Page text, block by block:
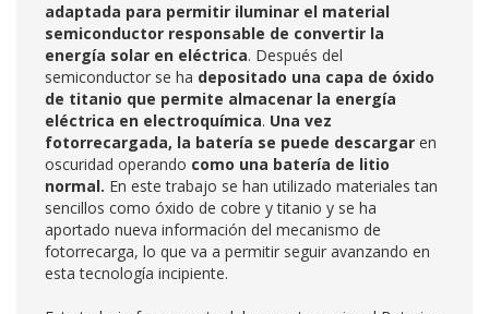
adaptada para permitir iluminar el material
semiconductor responsable de convertir la
energía solar en eléctrica. Después del
semiconductor se ha depositado una capa de óxido
de titanio que permite almacenar la energía
eléctrica en electroquímica. Una vez
fotorrecargada, la batería se puede descargar en
oscuridad operando como una batería de litio
normal. En este trabajo se han utilizado materiales tan
sencillos como óxido de cobre y titanio y se ha
aportado nueva información del mecanismo de
fotorrecarga, lo que va a permitir seguir avanzando en
esta tecnología incipiente.